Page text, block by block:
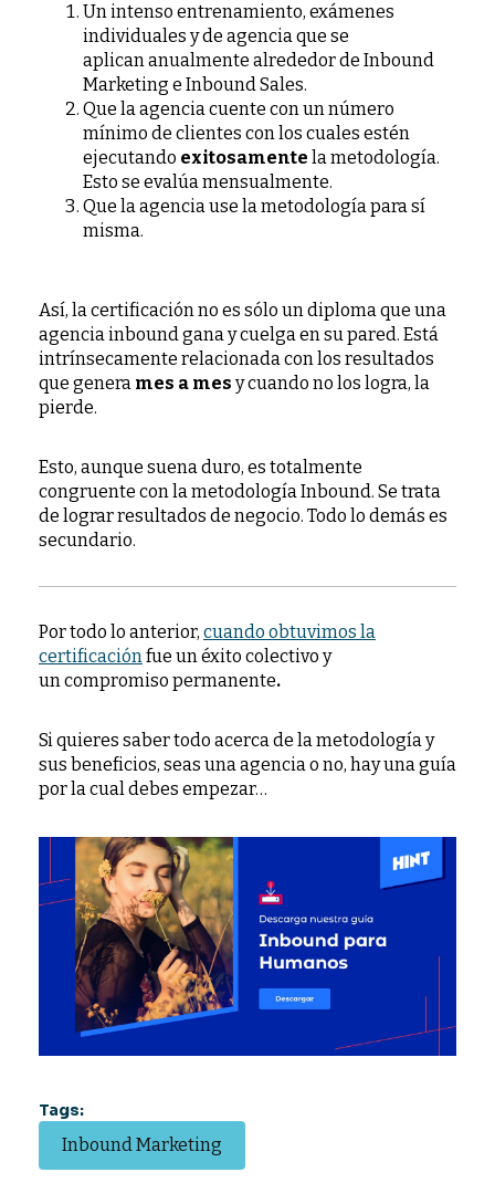
Un intenso entrenamiento, exámenes
individuales y de agencia que se
aplican anualmente alrededor de Inbound
Marketing e Inbound Sales.
Que la agencia cuente con un número
mínimo de clientes con los cuales estén
ejecutando exitosamente la metodología.
Esto se evalúa mensualmente.
Que la agencia use la metodología para sí
misma.
Así, la certificación no es sólo un diploma que una
agencia inbound gana y cuelga en su pared. Está
intrínsecamente relacionada con los resultados
que genera mes a mes y cuando no los logra, la
pierde.
Esto, aunque suena duro, es totalmente
congruente con la metodología Inbound. Se trata
de lograr resultados de negocio. Todo lo demás es
secundario.
Por todo lo anterior, cuando obtuvimos la
certificación fue un éxito colectivo y
un compromiso permanente.
Si quieres saber todo acerca de la metodología y
sus beneficios, seas una agencia o no, hay una guía
por la cual debes empezar…
Tags:
Inbound Marketing